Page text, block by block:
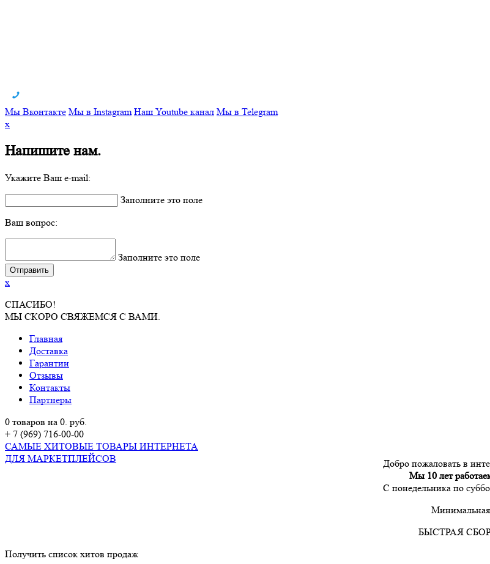
Мы Вконтакте Мы в Instagram Наш Youtube канал Мы в Telegram
x
Напишите нам.
Укажите Ваш e-mail:
Заполните это поле
Ваш вопрос:
Заполните это поле
x
СПАСИБО!
МЫ СКОРО СВЯЖЕМСЯ С ВАМИ.
Главная
Доставка
Гарантии
Отзывы
Контакты
Партнеры
0 товаров на 0. руб.
+ 7 (969) 716-00-00
САМЫЕ ХИТОВЫЕ ТОВАРЫ ИНТЕРНЕТА
ДЛЯ МАРКЕТПЛЕЙСОВ
Добро пожаловать в
Мы 10 лет
С понедельника по
Минимальная
БЫСТРАЯ
Получить список хитов продаж